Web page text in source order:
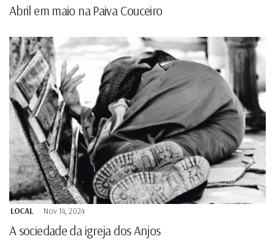
Abril em maio na Paiva Couceiro
LOCAL Nov 14, 2024
A sociedade da igreja dos Anjos